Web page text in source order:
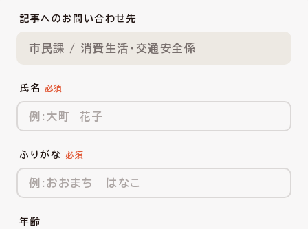
記事へのお問い合わせ先
市民課 / 消費生活・交通安全係
氏名
ふりがな
年齢